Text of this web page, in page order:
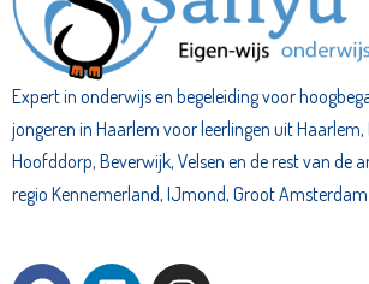
Expert in onderwijs en begeleiding voor
jongeren in Haarlem voor leerlingen uit Haarlem,
Hoofddorp, Beverwijk, Velsen en de rest van de
regio Kennemerland, IJmond, Groot Amsterdam